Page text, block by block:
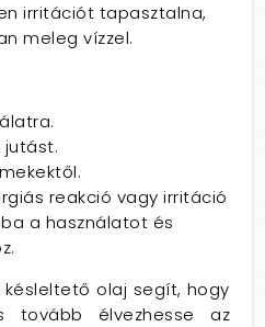
irritációt tapasztalna,
meleg vízzel.
jutást.
reakció vagy irritáció
a használatot és
késleltető olaj segít, hogy
tovább élvezhesse az